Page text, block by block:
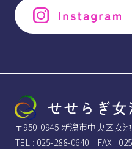
〒950-0945 新潟市中央区女
TEL : 025-288-0640 FAX :